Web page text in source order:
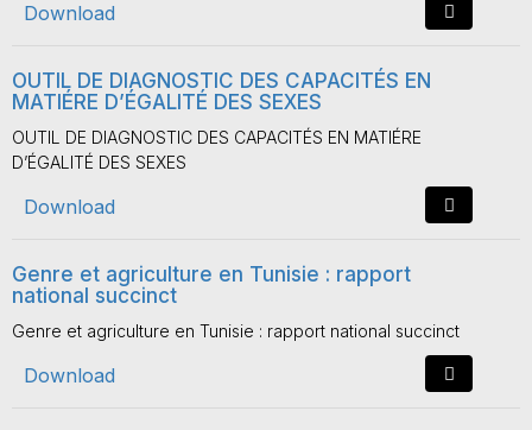
Download
OUTIL DE DIAGNOSTIC DES CAPACITÉS EN
MATIÉRE D’ÉGALITÉ DES SEXES
OUTIL DE DIAGNOSTIC DES CAPACITÉS EN MATIÉRE
D’ÉGALITÉ DES SEXES
Download
Genre et agriculture en Tunisie : rapport
national succinct
Genre et agriculture en Tunisie : rapport national succinct
Download